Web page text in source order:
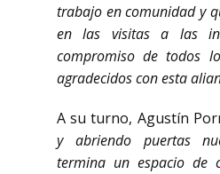
trabajo en comunidad y
en las visitas a las
compromiso de todos
agradecidos con esta
A su turno, Agustín
y abriendo puertas
termina un espacio de